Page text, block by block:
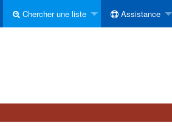
Chercher une liste Assistance